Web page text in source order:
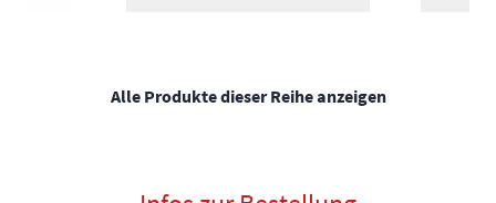
Alle Produkte dieser Reihe anzeigen